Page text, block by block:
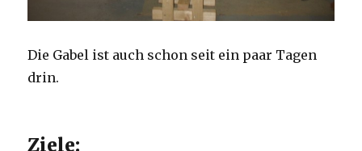
Die Gabel ist auch schon seit ein paar Tagen
drin.
Ziele: